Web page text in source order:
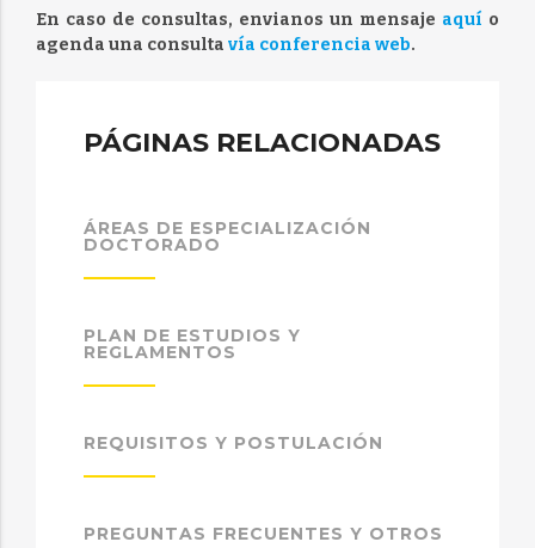
En caso de consultas, envianos un mensaje aquí o
agenda una consulta vía conferencia web.
PÁGINAS RELACIONADAS
ÁREAS DE ESPECIALIZACIÓN
DOCTORADO
PLAN DE ESTUDIOS Y
REGLAMENTOS
REQUISITOS Y POSTULACIÓN
PREGUNTAS FRECUENTES Y OTROS